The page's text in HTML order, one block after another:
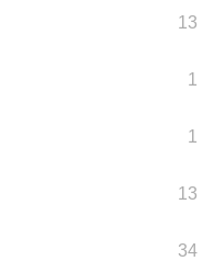
13
1
1
13
34